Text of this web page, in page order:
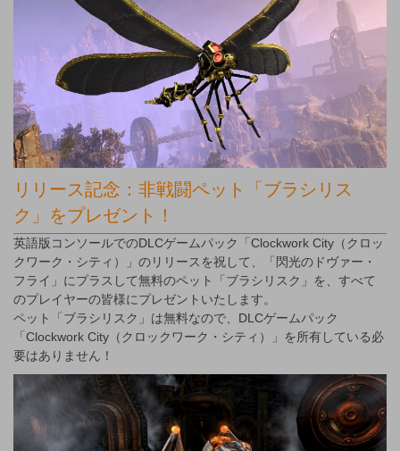
リリース記念：非戦闘ペット「ブラシリス
ク」をプレゼント！
英語版コンソールでのDLCゲームパック「Clockwork City（クロッ
クワーク・シティ）」のリリースを祝して、「閃光のドヴァー・
フライ」にプラスして無料のペット「ブラシリスク」を、すべて
のプレイヤーの皆様にプレゼントいたします。
ペット「ブラシリスク」は無料なので、DLCゲームパック
「Clockwork City（クロックワーク・シティ）」を所有している必
要はありません！